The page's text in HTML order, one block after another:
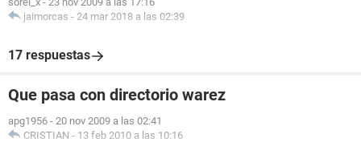
jaimorcas - 24 mar 2018 a las 02:39
17 respuestas
Que pasa con directorio warez
apg1956 - 20 nov 2009 a las 02:41
CRISTIAN - 13 feb 2010 a las 10:16